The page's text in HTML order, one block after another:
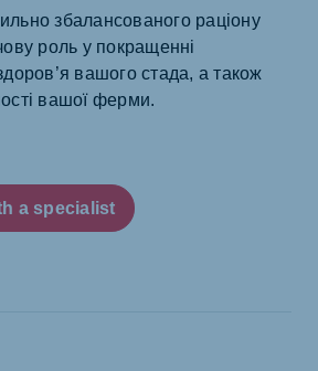
збалансованого раціону
роль у покращенні
вашого стада, а також
вашої ферми.
a specialist